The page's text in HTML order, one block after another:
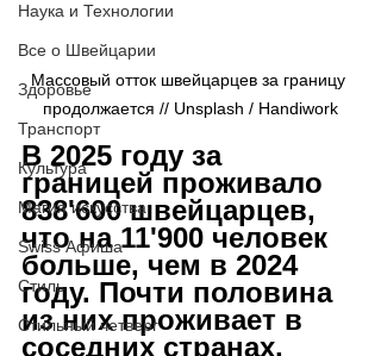
Наука и Технологии
Все о Швейцарии
Здоровье
Транспорт
Культура
Магия искусства
Swiss Афиша
Стиль
Стильный четверг
Массовый отток швейцарцев за границу
продолжается // Unsplash / Handiwork
В 2025 году за
границей проживало
838'600 швейцарцев,
что на 11'900 человек
больше, чем в 2024
году. Почти половина
из них проживает в
соседних странах,